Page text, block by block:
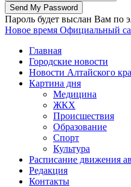
Пароль будет выслан Вам по
Новое время Официальный
Главная
Городские новости
Новости Алтайского
Картина дня
Медицина
ЖКХ
Происшествия
Образование
Спорт
Культура
Расписание движения
Редакция
Контакты